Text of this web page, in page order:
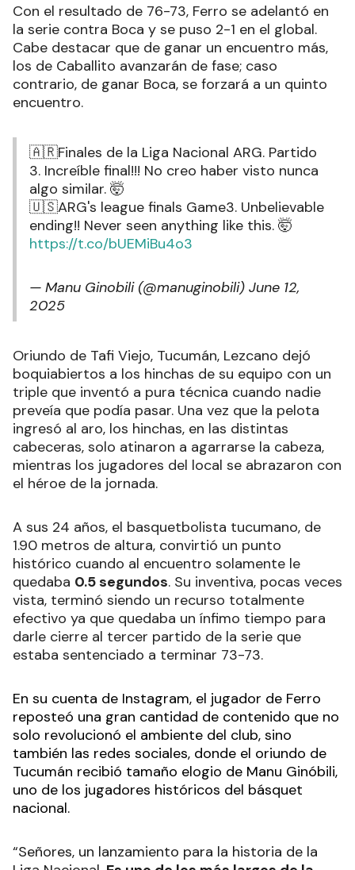
Con el resultado de 76-73, Ferro se adelantó en
la serie contra Boca y se puso 2-1 en el global.
Cabe destacar que de ganar un encuentro más,
los de Caballito avanzarán de fase; caso
contrario, de ganar Boca, se forzará a un quinto
encuentro.
🇦🇷Finales de la Liga Nacional ARG. Partido
3. Increíble final!!! No creo haber visto nunca
algo similar. 🤯
🇺🇸ARG's league finals Game3. Unbelievable
ending!! Never seen anything like this. 🤯
https://t.co/bUEMiBu4o3
— Manu Ginobili (@manuginobili) June 12,
2025
Oriundo de Tafi Viejo, Tucumán, Lezcano dejó
boquiabiertos a los hinchas de su equipo con un
triple que inventó a pura técnica cuando nadie
preveía que podía pasar. Una vez que la pelota
ingresó al aro, los hinchas, en las distintas
cabeceras, solo atinaron a agarrarse la cabeza,
mientras los jugadores del local se abrazaron con
el héroe de la jornada.
A sus 24 años, el basquetbolista tucumano, de
1.90 metros de altura, convirtió un punto
histórico cuando al encuentro solamente le
quedaba 0.5 segundos. Su inventiva, pocas veces
vista, terminó siendo un recurso totalmente
efectivo ya que quedaba un ínfimo tiempo para
darle cierre al tercer partido de la serie que
estaba sentenciado a terminar 73-73.
En su cuenta de Instagram, el jugador de Ferro
reposteó una gran cantidad de contenido que no
solo revolucionó el ambiente del club, sino
también las redes sociales, donde el oriundo de
Tucumán recibió tamaño elogio de Manu Ginóbili,
uno de los jugadores históricos del básquet
nacional.
“Señores, un lanzamiento para la historia de la